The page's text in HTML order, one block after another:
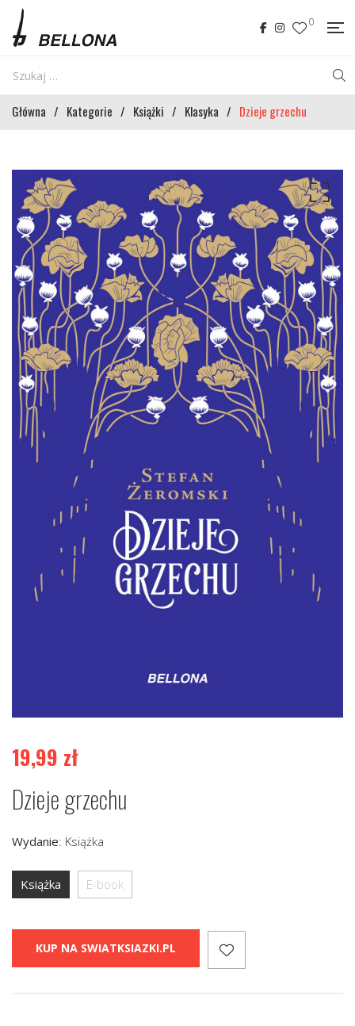
0
Główna / Kategorie / Książki / Klasyka / Dzieje grzechu
19,99 zł
Dzieje grzechu
Wydanie: Książka
Książka E-book
KUP NA SWIATKSIAZKI.PL